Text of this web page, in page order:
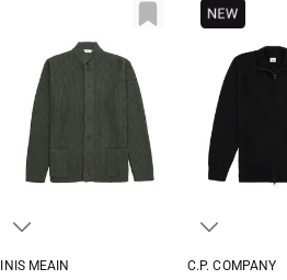
INIS MEAIN
C.P. COMPANY